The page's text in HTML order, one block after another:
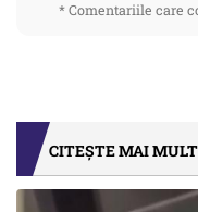
* Comentariile care
CITEȘTE MAI